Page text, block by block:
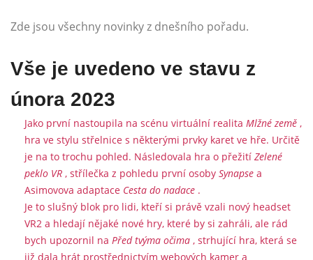
Zde jsou všechny novinky z dnešního pořadu.
Vše je uvedeno ve stavu z
února 2023
Jako první nastoupila na scénu virtuální realita Mlžné země ,
hra ve stylu střelnice s některými prvky karet ve hře. Určitě
je na to trochu pohled. Následovala hra o přežití Zelené
peklo VR , střílečka z pohledu první osoby Synapse a
Asimovova adaptace Cesta do nadace .
Je to slušný blok pro lidi, kteří si právě vzali nový headset
VR2 a hledají nějaké nové hry, které by si zahráli, ale rád
bych upozornil na Před tvýma očima , strhující hra, která se
již dala hrát prostřednictvím webových kamer a